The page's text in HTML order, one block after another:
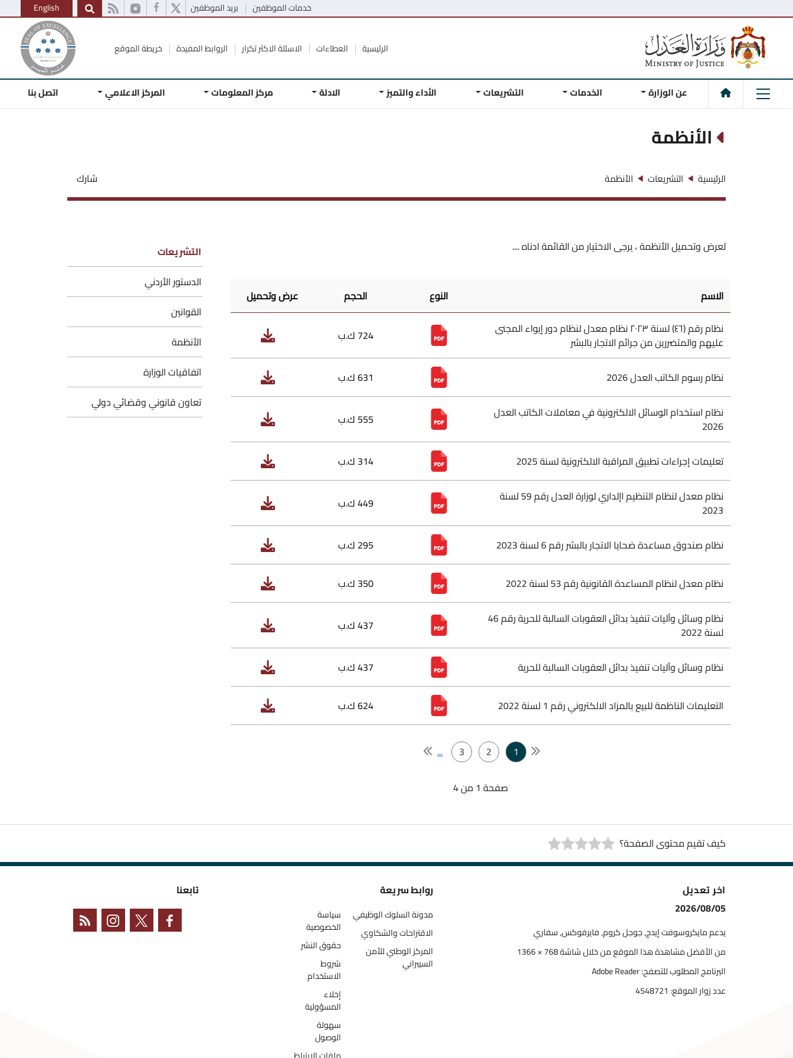
خدمات الموظفين بريد الموظفين English
الرئيسية العطاءات الاسئلة الاكثر تكرار الروابط المفيدة خريطة الموقع
عن الوزارة الخدمات التشريعات الأداء والتميز الادلة مركز المعلومات المركز الاعلامي اتصل بنا
الأنظمة
الرئيسية التشريعات الأنظمة شارك
لعرض وتحميل الأنظمة ، يرجى الاختيار من القائمة ادناه ....
الاسم النوع الحجم
عرض وتحميل
نظام رقم (٤٦) لسنة ٢٠٢٣ نظام معدل لنظام دور إيواء المجنى
عليهم والمتضررين من جرائم الاتجار بالبشر
724 ك.ب
نظام رسوم الكاتب العدل 2026
631 ك.ب
نظام استخدام الوسائل الالكترونية في معاملات الكاتب العدل
2026
555 ك.ب
تعليمات إجراءات تطبيق المراقبة الالكترونية لسنة 2025
314 ك.ب
نظام معدل لنظام التنظيم اإلداري لوزارة العدل رقم 59 لسنة
2023
449 ك.ب
نظام صندوق مساعدة ضحايا الاتجار بالبشر رقم 6 لسنة 2023 295 ك.ب
نظام معدل لنظام المساعدة القانونية رقم 53 لسنة 2022
350 ك.ب
نظام وسائل وآليات تنفيذ بدائل العقوبات السالبة للحرية رقم 46
لسنة 2022
437 ك.ب
نظام وسائل وآليات تنفيذ بدائل العقوبات السالبة للحرية 437 ك.ب
التعليمات الناظمة للبيع بالمزاد الالكتروني رقم 1 لسنة 2022 624 ك.ب
1
2
3
...
صفحة 1 من 4
التشريعات
الدستور الأردني
القوانين
الأنظمة
اتفاقيات الوزارة
تعاون قانوني وقضائي دولي
كيف تقيم محتوى الصفحة؟
اخر تعديل
2026/08/05
يدعم مايكروسوفت إيدج, جوجل كروم, فايرفوكس, سفاري
من الأفضل مشاهدة هذا الموقع من خلال شاشة 768 × 1366
البرنامج المطلوب للتصفح: Adobe Reader
عدد زوار الموقع: 4548721
روابط سريعة
مدونة السلوك الوظيفي
الاقتراحات والشكاوي
المركز الوطني للأمن
السيبراني
سياسة
الخصوصية
حقوق النشر
شروط
الاستخدام
إخلاء
المسؤولية
سهولة
الوصول
تابعنا